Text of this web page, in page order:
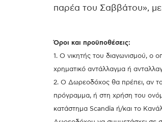
παρέα του Σαββάτου»,
Όροι και προϋποθέσεις:
1. Ο νικητής του διαγωνισμού, ο
χρηματικό αντάλλαγμα ή
2. O Δωρεοδόχος θα πρέπει, αν
πρόγραμμα, ή στη χρήση του
κατάστημα Scandia ή/και το